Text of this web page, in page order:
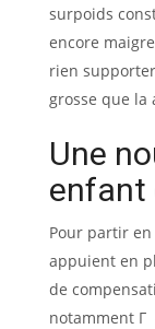
surpoids
encore
rien
grosse que la
Une
enfant
Pour partir
appuient en
de
notamment Г